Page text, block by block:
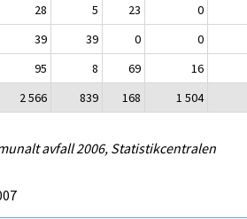
28 5 23 0
39 39 0 0
95 8 69 16
2 566 839 168 1 504
avfall 2006, Statistikcentralen